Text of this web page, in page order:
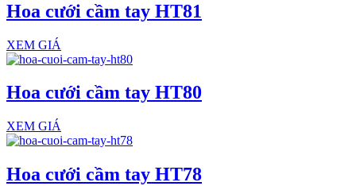
Hoa cưới cầm tay HT81
XEM GIÁ
Hoa cưới cầm tay HT80
XEM GIÁ
Hoa cưới cầm tay HT78